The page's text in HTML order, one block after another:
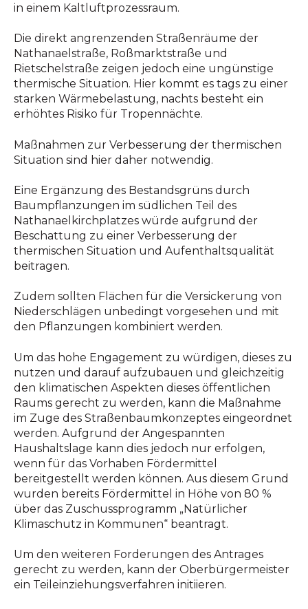
in einem Kaltluftprozessraum.
Die direkt angrenzenden Straßenräume der
Nathanaelstraße, Roßmarktstraße und
Rietschelstraße zeigen jedoch eine ungünstige
thermische Situation. Hier kommt es tags zu einer
starken Wärmebelastung, nachts besteht ein
erhöhtes Risiko für Tropennächte.
Maßnahmen zur Verbesserung der thermischen
Situation sind hier daher notwendig.
Eine Ergänzung des Bestandsgrüns durch
Baumpflanzungen im südlichen Teil des
Nathanaelkirchplatzes würde aufgrund der
Beschattung zu einer Verbesserung der
thermischen Situation und Aufenthaltsqualität
beitragen.
Zudem sollten Flächen für die Versickerung von
Niederschlägen unbedingt vorgesehen und mit
den Pflanzungen kombiniert werden.
Um das hohe Engagement zu würdigen, dieses zu
nutzen und darauf aufzubauen und gleichzeitig
den klimatischen Aspekten dieses öffentlichen
Raums gerecht zu werden, kann die Maßnahme
im Zuge des Straßenbaumkonzeptes eingeordnet
werden. Aufgrund der Angespannten
Haushaltslage kann dies jedoch nur erfolgen,
wenn für das Vorhaben Fördermittel
bereitgestellt werden können. Aus diesem Grund
wurden bereits Fördermittel in Höhe von 80 %
über das Zuschussprogramm „Natürlicher
Klimaschutz in Kommunen“ beantragt.
Um den weiteren Forderungen des Antrages
gerecht zu werden, kann der Oberbürgermeister
ein Teileinziehungsverfahren initiieren.